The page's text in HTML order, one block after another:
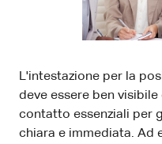
L'intestazione per la
deve essere ben
contatto essenziali per
chiara e immediata. Ad